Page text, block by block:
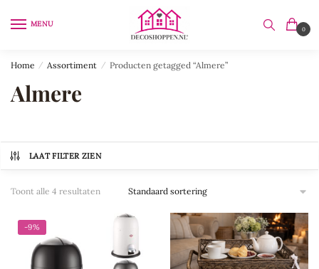
MENU
0
Home / Assortiment / Producten getagged “Almere”
Almere
LAAT FILTER ZIEN
Toont alle 4 resultaten
-9%